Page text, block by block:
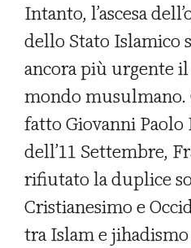
Intanto, l’ascesa
dello Stato Islamico
ancora più urgente
mondo musulmano.
fatto Giovanni
dell’11 Settembre,
rifiutato la duplice
Cristianesimo e
tra Islam e jihadismo